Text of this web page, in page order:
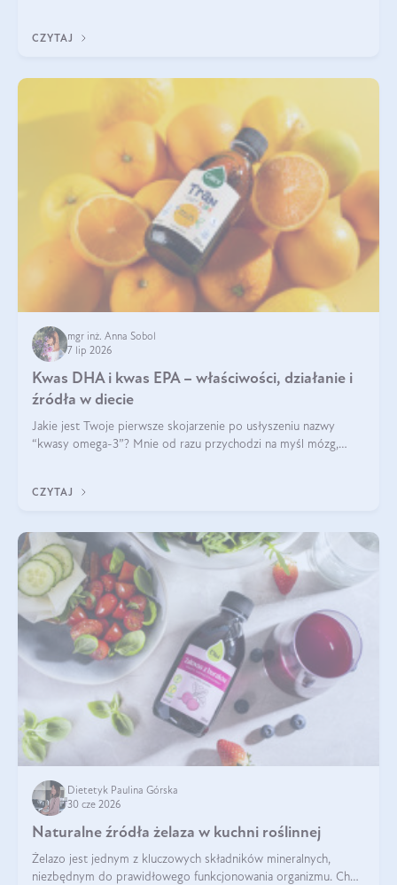
CZYTAJ
mgr inż. Anna Sobol
7 lip 2026
Kwas DHA i kwas EPA – właściwości, działanie i
źródła w diecie
Jakie jest Twoje pierwsze skojarzenie po usłyszeniu nazwy
“kwasy omega-3”? Mnie od razu przychodzi na myśl mózg,
EPA.
CZYTAJ
Dietetyk Paulina Górska
30 cze 2026
Naturalne źródła żelaza w kuchni roślinnej
Żelazo jest jednym z kluczowych składników mineralnych,
niezbędnym do prawidłowego funkcjonowania organizmu. Choć